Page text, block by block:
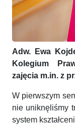
Adw. Ewa
Kolegium
zajęcia m.in. z
W pierwszym
nie uniknęliśmy
system